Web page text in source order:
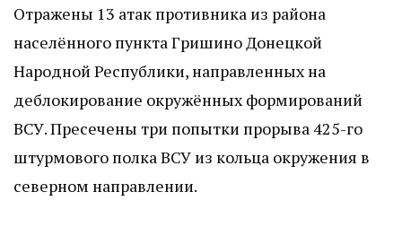
Отражены 13 атак противника из района
населённого пункта Гришино Донецкой
Народной Республики, направленных на
деблокирование окружённых формирований
ВСУ. Пресечены три попытки прорыва 425-го
штурмового полка ВСУ из кольца окружения в
северном направлении.